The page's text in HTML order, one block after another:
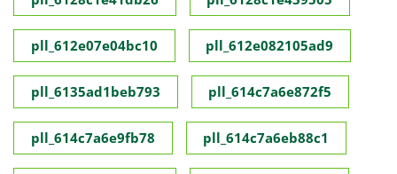
pll_612e07e04bc10 pll_612e082105ad9
pll_6135ad1beb793 pll_614c7a6e872f5
pll_614c7a6e9fb78 pll_614c7a6eb88c1